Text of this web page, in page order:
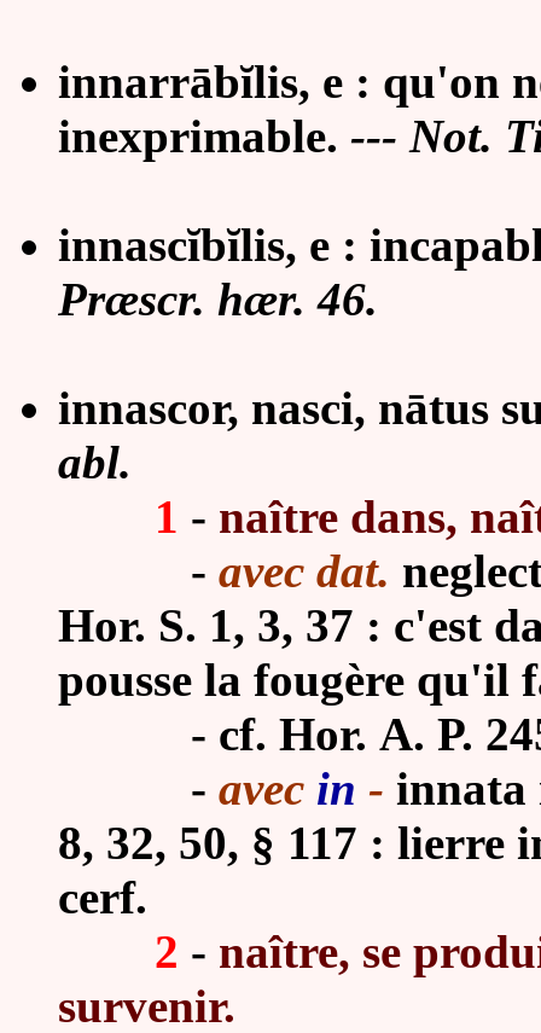
innarrābĭlis, e : qu'on
inexprimable. --- Not.
innascĭbĭlis, e :
Præscr. hær. 46.
innascor, nasci, nātus
abl.
1 - naître dans,
- avec dat.
Hor. S. 1, 3, 37 : c'est
pousse la fougère qu'il
- cf. Hor. A. P.
- avec in - innata
8, 32, 50, § 117 : lierre
cerf.
2 - naître, se
survenir.